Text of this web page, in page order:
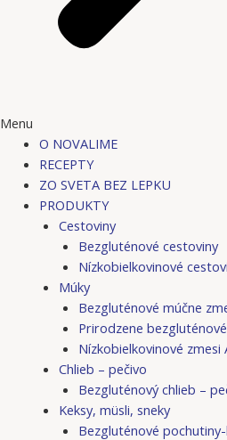
Menu
O NOVALIME
RECEPTY
ZO SVETA BEZ LEPKU
PRODUKTY
Cestoviny
Bezgluténové cestoviny
Nízkobielkovinové
Múky
Bezgluténové múčne
Prirodzene
Nízkobielkovinové zmesi
Chlieb – pečivo
Bezgluténový chlieb –
Keksy, müsli, sneky
Bezgluténové